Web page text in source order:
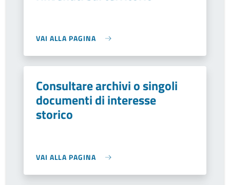
VAI ALLA PAGINA
Consultare archivi o singoli
documenti di interesse
storico
VAI ALLA PAGINA